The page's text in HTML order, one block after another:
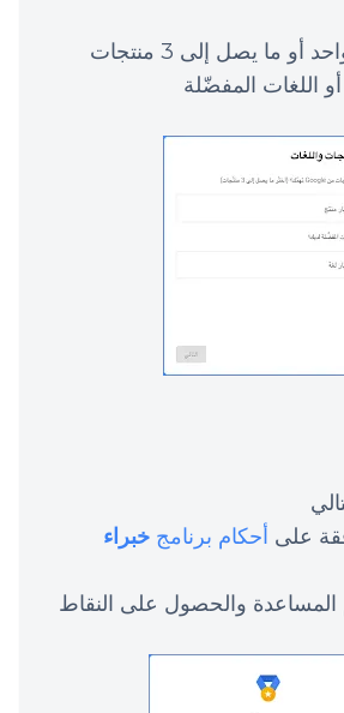
أو ما يصل إلى 3 منتجات
اللغات المفضّلة
أحكام برنامج خبراء